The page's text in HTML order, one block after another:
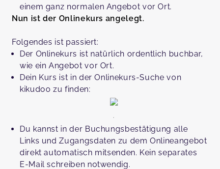
einem ganz normalen Angebot vor Ort.
Nun ist der Onlinekurs angelegt.
Folgendes ist passiert:
Der Onlinekurs ist natürlich ordentlich buchbar,
wie ein Angebot vor Ort.
Dein Kurs ist in der Onlinekurs-Suche von
kikudoo zu finden:
.
Du kannst in der Buchungsbestätigung alle
Links und Zugangsdaten zu dem Onlineangebot
direkt automatisch mitsenden. Kein separates
E-Mail schreiben notwendig.